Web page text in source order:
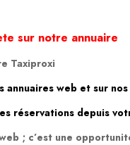
sur notre annuaire
Taxiproxi
annuaires web et sur
réservations depuis
; c’est une